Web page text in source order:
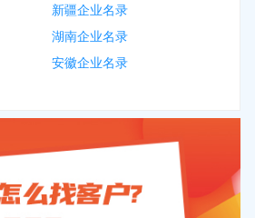
新疆企业名录
湖南企业名录
安徽企业名录